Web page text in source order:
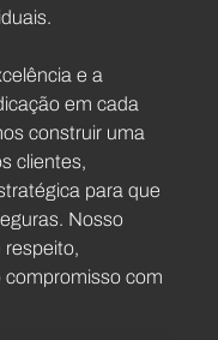
e a
em cada
construir uma
clientes,
para que
Nosso
respeito,
compromisso com